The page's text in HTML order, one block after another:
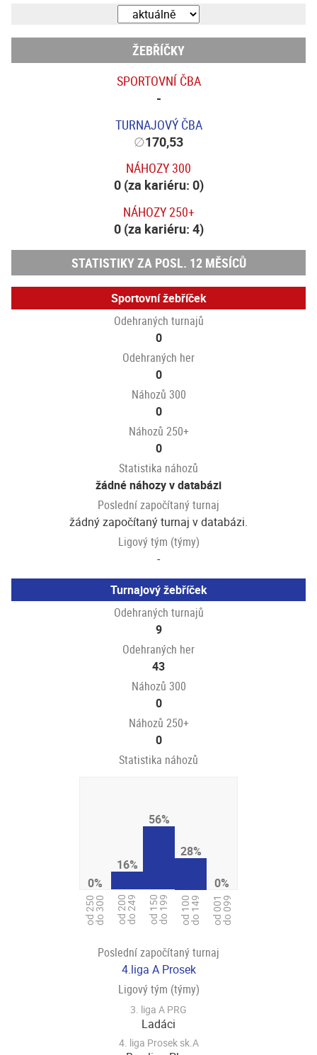
ŽEBŘÍČKY
SPORTOVNÍ ČBA
-
TURNAJOVÝ ČBA
∅170,53
NÁHOZY 300
0 (za kariéru: 0)
NÁHOZY 250+
0 (za kariéru: 4)
STATISTIKY ZA POSL. 12 MĚSÍCŮ
Sportovní žebříček
Odehraných turnajů
0
Odehraných her
0
Náhozů 300
0
Náhozů 250+
0
Statistika náhozů
žádné náhozy v databázi
Poslední započítaný turnaj
žádný započítaný turnaj v databázi.
Ligový tým (týmy)
-
Turnajový žebříček
Odehraných turnajů
9
Odehraných her
43
Náhozů 300
0
Náhozů 250+
0
Statistika náhozů
0%
od 250do 300
16%
od 200do 249
56%
od 150do 199
28%
od 100do 149
0%
od 001do 099
Poslední započítaný turnaj
4.liga A Prosek
Ligový tým (týmy)
3. liga A PRG
Ladáci
4. liga Prosek sk.A